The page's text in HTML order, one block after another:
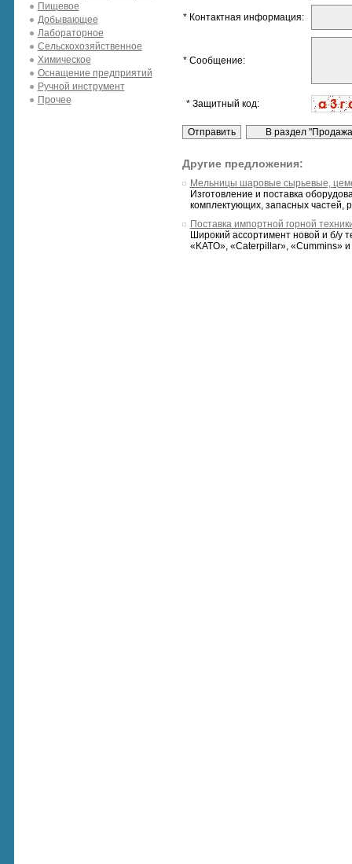
Пищевое
Добывающее
Лабораторное
Сельскохозяйственное
Химическое
Оснащение предприятий
Ручной инструмент
Прочее
* Контактная информация:
* Сообщение:
* Защитный код:
Другие предложения:
Мельницы шаровые сырьевые,
Изготовление и поставка
комплектующих, запасных частей,
Поставка импортной горной
Широкий ассортимент новой и б/у
«KATO», «Caterpillar», «Cummins»